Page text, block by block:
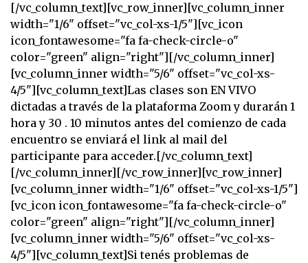
[/vc_column_text][vc_row_inner][vc_column_inner
width="1/6" offset="vc_col-xs-1/5"][vc_icon
icon_fontawesome="fa fa-check-circle-o"
color="green" align="right"][/vc_column_inner]
[vc_column_inner width="5/6" offset="vc_col-xs-
4/5"][vc_column_text]Las clases son EN VIVO
dictadas a través de la plataforma Zoom y durarán 1
hora y 30 . 10 minutos antes del comienzo de cada
encuentro se enviará el link al mail del
participante para acceder.[/vc_column_text]
[/vc_column_inner][/vc_row_inner][vc_row_inner]
[vc_column_inner width="1/6" offset="vc_col-xs-1/5"]
[vc_icon icon_fontawesome="fa fa-check-circle-o"
color="green" align="right"][/vc_column_inner]
[vc_column_inner width="5/6" offset="vc_col-xs-
4/5"][vc_column_text]Si tenés problemas de